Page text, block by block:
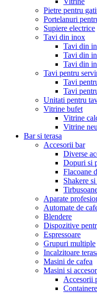
Pietre pentru
Portelanuri
Supiere electrice
Tavi din inox
Tavi din
Tavi din
Tavi din
Tavi pentru
Tavi
Tavi
Unitati pentru
Vitrine bufet
Vitrine
Vitrine
Bar si terasa
Accesorii bar
Diverse
Dopuri si
Flacoane
Shakere
Aparate
Automate de
Blendere
Dispozitive
Espressoare
Grupuri multiple
Incalzitoare
Masini de cafea
Masini si
Accesorii